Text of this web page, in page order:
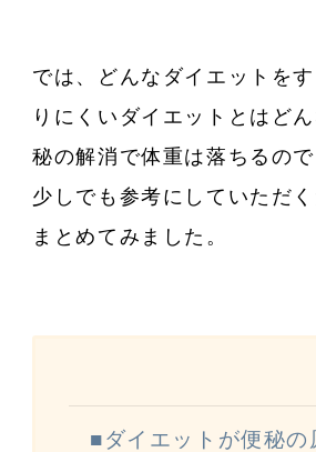
では、どんなダイエットを
りにくいダイエットとはど
秘の解消で体重は落ちるの
少しでも参考にしていただ
まとめてみました。
■ダイエットが便秘の